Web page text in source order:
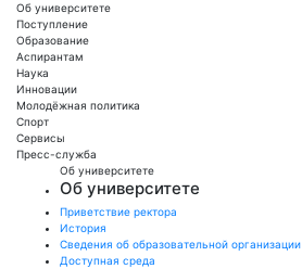
Об университете
Поступление
Образование
Аспирантам
Наука
Инновации
Молодёжная политика
Спорт
Сервисы
Пресс-служба
Об университете
Об университете
Приветствие ректора
История
Сведения об образовательной организации
Доступная среда